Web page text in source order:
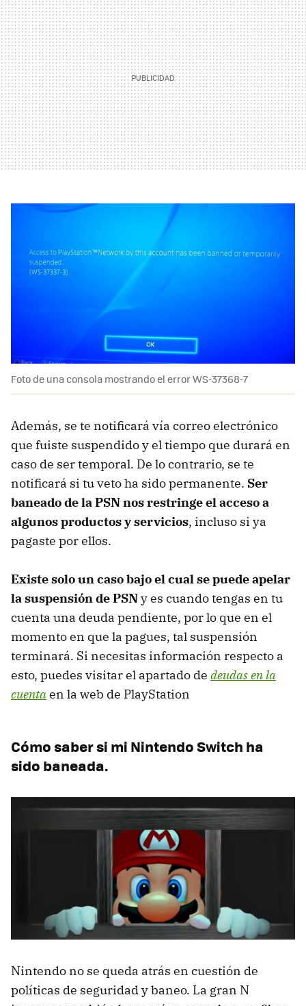
Foto de una consola mostrando el error WS-37368-7
Además, se te notificará vía correo electrónico
que fuiste suspendido y el tiempo que durará en
caso de ser temporal. De lo contrario, se te
notificará si tu veto ha sido permanente. Ser
baneado de la PSN nos restringe el acceso a
algunos productos y servicios, incluso si ya
pagaste por ellos.
Existe solo un caso bajo el cual se puede apelar
la suspensión de PSNy es cuando tengas en tu
cuenta una deuda pendiente, por lo que en el
momento en que la pagues, tal suspensión
terminará. Si necesitas información respecto a
esto, puedes visitar el apartado de deudas en la
cuentaen la web de PlayStation
Cómo saber si mi Nintendo Switch ha
sido baneada.
Nintendo no se queda atrás en cuestión de
políticas de seguridad y baneo. La gran N